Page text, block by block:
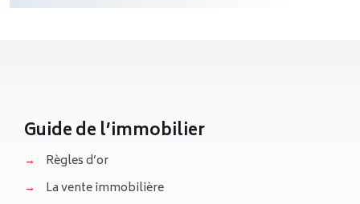
Guide de l’immobilier
→
Règles d’or
→
La vente immobilière